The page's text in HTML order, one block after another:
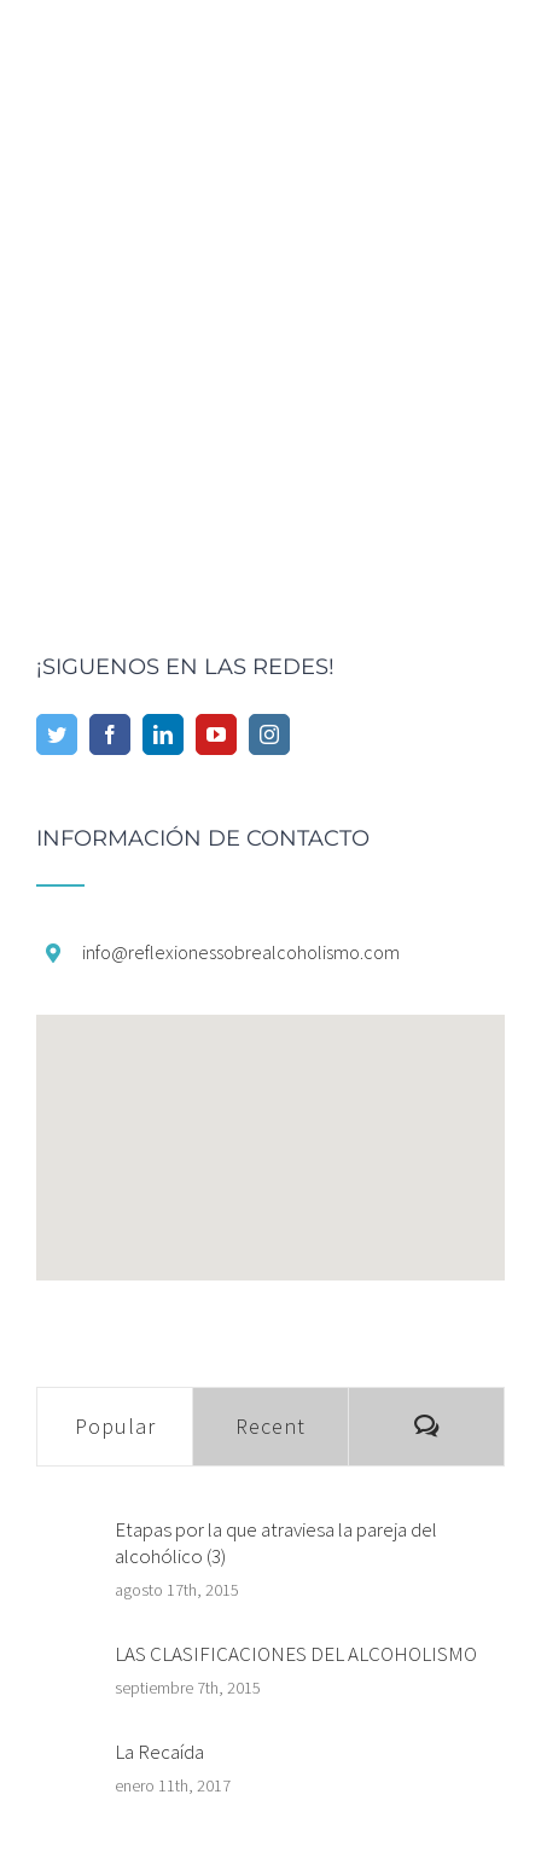
¡SIGUENOS EN LAS REDES!
INFORMACIÓN DE CONTACTO
info@reflexionessobrealcoholismo.com
Popular Recent
Etapas por la que atraviesa la pareja del
alcohólico (3)
agosto 17th, 2015
LAS CLASIFICACIONES DEL ALCOHOLISMO
septiembre 7th, 2015
La Recaída
enero 11th, 2017